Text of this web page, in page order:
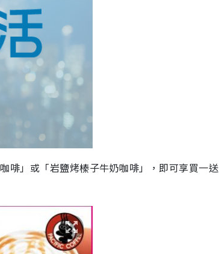
啡」或「岩鹽烤榛子牛奶咖啡」，即可享買一